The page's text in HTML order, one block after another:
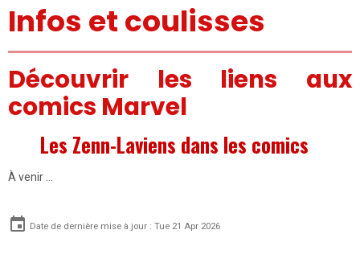
Infos et coulisses
Découvrir les liens aux
comics Marvel
Les Zenn-Laviens dans les comics
À venir …
Date de dernière mise à jour : Tue 21 Apr 2026